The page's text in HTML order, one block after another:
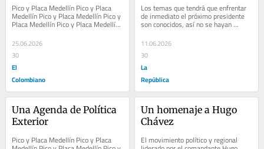
Pico y Placa Medellín Pico y Placa
Medellín Pico y Placa Medellín Pico y
Placa Medellín Pico y Placa Medellín
Pico y Placa Medellín Pico y Placa...
25.06.2026
30
El
Colombiano
Los temas que tendrá que enfrentar
de inmediato el próximo presidente
son conocidos, así no se hayan
discutido hasta ahora en detalle
durante la...
11.06.2026
30
La
República
Una Agenda de Política
Exterior
Pico y Placa Medellín Pico y Placa
Un homenaje a Hugo
Chávez
El movimiento político y regional